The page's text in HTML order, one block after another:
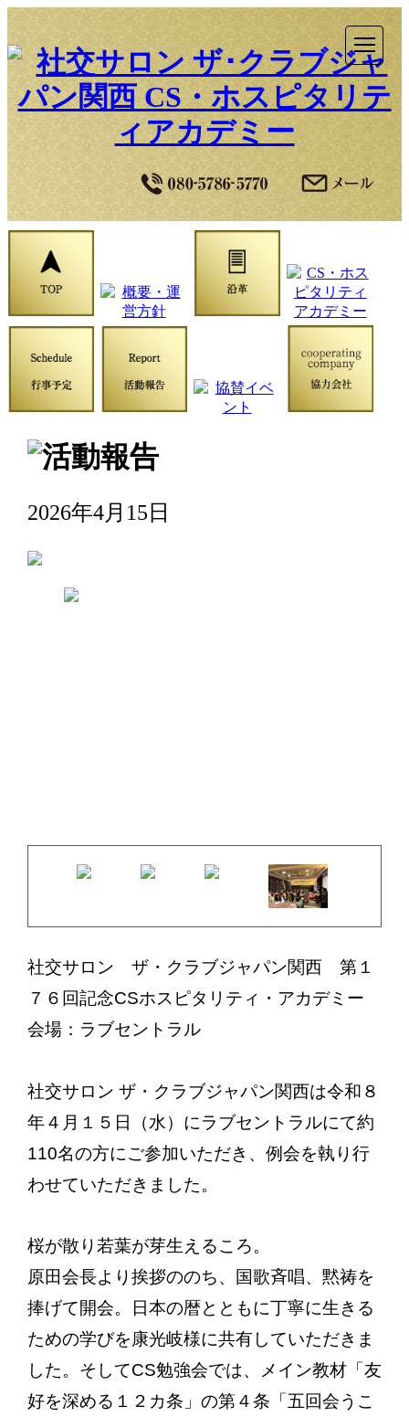
2026年4月15日
社交サロン ザ・クラブジャパン関西 第１
７６回記念CSホスピタリティ・アカデミー
会場：ラブセントラル
社交サロン ザ・クラブジャパン関西は令和８
年４月１５日（水）にラブセントラルにて約
110名の方にご参加いただき、例会を執り行
わせていただきました。
桜が散り若葉が芽生えるころ。
原田会長より挨拶ののち、国歌斉唱、黙祷を
捧げて開会。日本の暦とともに丁寧に生きる
ための学びを康光岐様に共有していただきま
した。そしてCS勉強会では、メイン教材「友
好を深める１２カ条」の第４条「五回会うこ